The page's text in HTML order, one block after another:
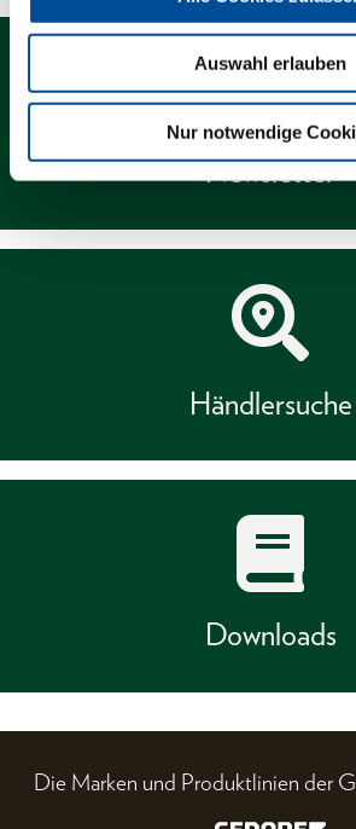
Auswahl erlauben
Nur notwendige
Newsletter
Händlersuche
Downloads
Die Marken und Produktlinien der